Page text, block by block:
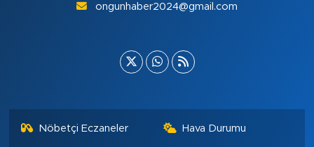
ongunhaber2024@gmail.com
Nöbetçi Eczaneler Hava Durumu